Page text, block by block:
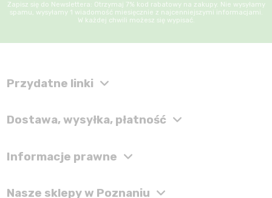
Zapisz się do Newslettera: Otrzymaj 7% kod rabatowy na zakupy. Nie wysyłamy
spamu, wysyłamy 1 wiadomość miesięcznie z najcenniejszymi informacjami.
W każdej chwili możesz się wypisać.
Przydatne linki
Dostawa, wysyłka, płatność
Informacje prawne
Nasze sklepy w Poznaniu